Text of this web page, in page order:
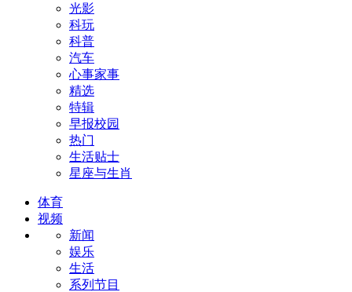
光影
科玩
科普
汽车
心事家事
精选
特辑
早报校园
热门
生活贴士
星座与生肖
体育
视频
新闻
娱乐
生活
系列节目